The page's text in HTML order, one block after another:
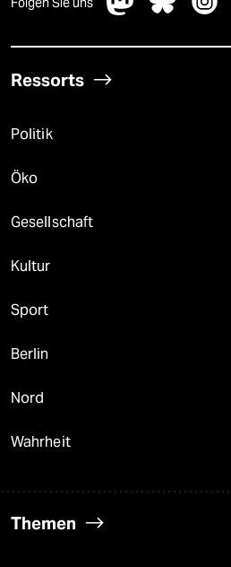
Ressorts
Politik
Öko
Gesellschaft
Kultur
Sport
Berlin
Nord
Wahrheit
Themen